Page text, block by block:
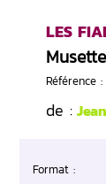
LES
Référence :
de :
Format :